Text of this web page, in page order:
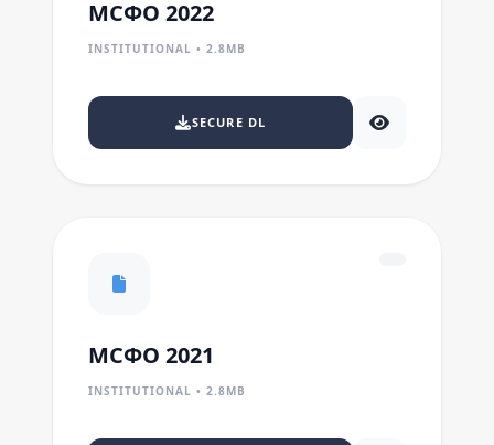
МСФО 2022
INSTITUTIONAL • 2.8MB
SECURE DL
МСФО 2021
INSTITUTIONAL • 2.8MB